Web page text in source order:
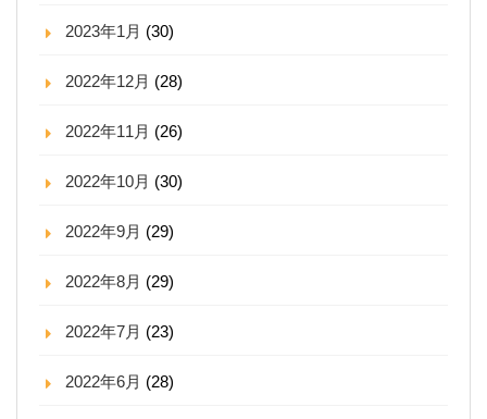
2023年1月 (30)
2022年12月 (28)
2022年11月 (26)
2022年10月 (30)
2022年9月 (29)
2022年8月 (29)
2022年7月 (23)
2022年6月 (28)